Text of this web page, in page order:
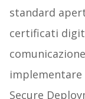
standard
certificati
implementare
Secure